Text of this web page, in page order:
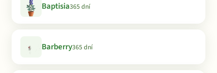
Baptisia365 dní
Barberry365 dní